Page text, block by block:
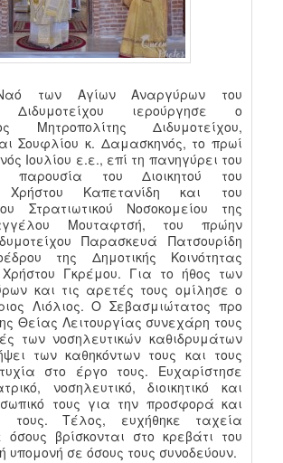
των Αγίων Αναργύρων του
Διδυμοτείχου ιερούργησε ο
Μητροπολίτης Διδυμοτείχου,
Σουφλίου κ. Δαμασκηνός, το πρωί
Ιουλίου ε.ε., επί τη πανηγύρει του
παρουσία του Διοικητού του
Χρήστου Καπετανίδη και του
Στρατιωτικού Νοσοκομείου της
Μουταφτσή, του πρώην
Παρασκευά Πατσουρίδη
της Δημοτικής Κοινότητας
Χρήστου Γκρέμου. Για το ήθος των
και τις αρετές τους ομίλησε ο
Λιόλιος. Ο Σεβασμιώτατος προ
Θείας Λειτουργίας συνεχάρη τους
των νοσηλευτικών καθιδρυμάτων
των καθηκόντων τους και τους
στο έργο τους. Ευχαρίστησε
νοσηλευτικό, διοικητικό και
τους για την προσφορά και
τους. Τέλος, ευχήθηκε ταχεία
βρίσκονται στο κρεβάτι του
υπομονή σε όσους τους συνοδεύουν.